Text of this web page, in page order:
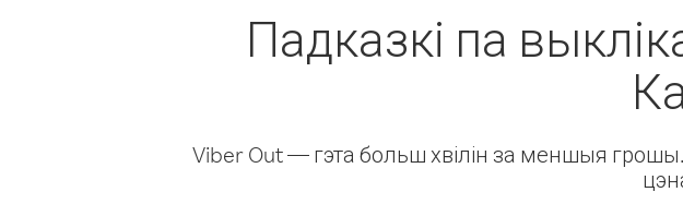
Падказкі па
Viber Out — гэта больш хвілін за меншыя